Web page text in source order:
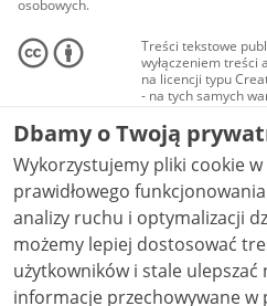
osobowych.
Treści tekstowe
wyłączeniem treści
na licencji typu
- na tych samych
Materiały
audio i wideo, są
Creative Commons:
niekomercyjne - bez
NC-ND 4.0), o ile
Dbamy o Twoją
Wykorzystujemy pliki cookie
prawidłowego
analizy ruchu i optymalizacji
możemy lepiej dostosować
użytkowników i stale ulepszać nasze
informacje przechowywane w